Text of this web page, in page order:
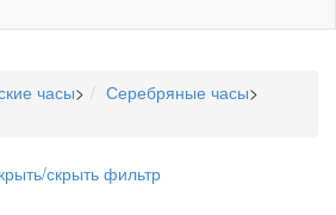
часы> Серебряные часы>
скрыть фильтр